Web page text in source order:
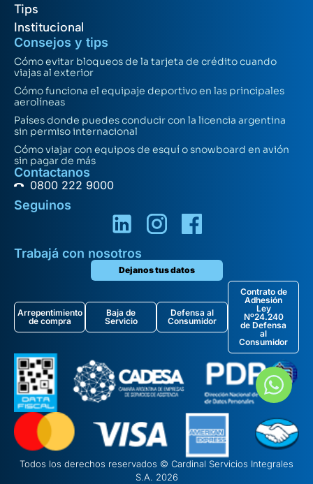
Tips
Institucional
Consejos y tips
Cómo evitar bloqueos de la tarjeta de crédito cuando
viajas al exterior
Cómo funciona el equipaje deportivo en las principales
aerolíneas
Países donde puedes conducir con la licencia argentina
sin permiso internacional
Cómo viajar con equipos de esquí o snowboard en avión
sin pagar de más
Contactanos
0800 222 9000
Seguinos
Trabajá con nosotros
Dejanos tus datos
Arrepentimiento
de compra
Baja de
Servicio
Defensa al
Consumidor
Contrato de
Adhesión
Ley
Nº24.240
de Defensa
al
Consumidor
Todos los derechos reservados © Cardinal Servicios Integrales
S.A. 2026